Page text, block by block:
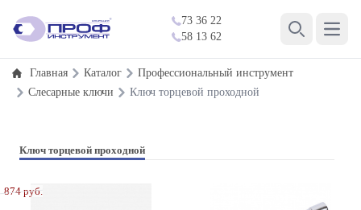
73 36 22
58 13 62
Open
Главная Каталог
Профессиональный инструмент
Слесарные ключи
Ключ торцевой проходной
Ключ торцевой проходной
874 руб.